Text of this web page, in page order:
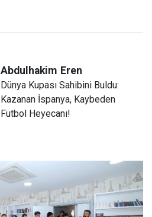
Abdulhakim Eren
Dünya Kupası Sahibini Buldu:
Kazanan İspanya, Kaybeden
Futbol Heyecanı!